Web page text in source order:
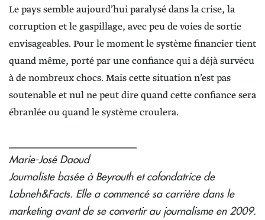
Le pays semble aujourd’hui paralysé dans la crise, la
corruption et le gaspillage, avec peu de voies de sortie
envisageables. Pour le moment le système financier tient
quand même, porté par une confiance qui a déjà survécu
à de nombreux chocs. Mais cette situation n’est pas
soutenable et nul ne peut dire quand cette confiance sera
ébranlée ou quand le système croulera.
Marie-José Daoud
Journaliste basée à Beyrouth et cofondatrice de
Labneh&Facts. Elle a commencé sa carrière dans le
marketing avant de se convertir au journalisme en 2009.